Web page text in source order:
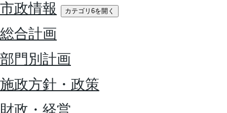
市政情報
カテゴリ6を開く
総合計画
部門別計画
施政方針・政策
財政・経営